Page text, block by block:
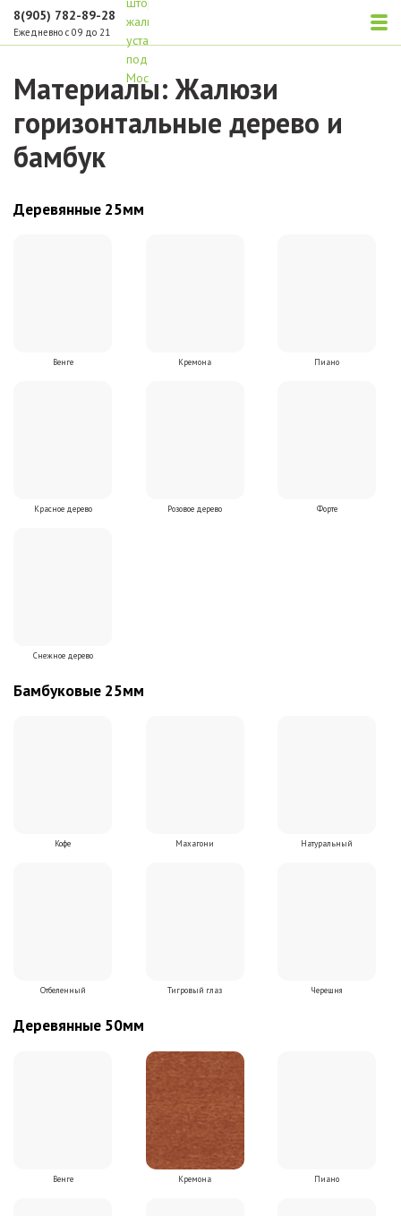
8(905) 782-89-28
Ежедневно с 09 до 21
Материалы: Жалюзи
горизонтальные дерево и
бамбук
Деревянные 25мм
Венге Кремона Пиано
Красное дерево Розовое дерево Форте
Снежное дерево
Бамбуковые 25мм
Кофе Махагони Натуральный
Отбеленный Тигровый глаз Черешня
Деревянные 50мм
Венге Кремона Пиано